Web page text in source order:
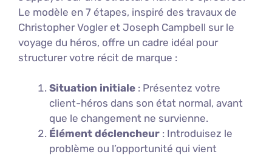
Le modèle en 7 étapes, inspiré des travaux de
Christopher Vogler et Joseph Campbell sur le
voyage du héros, offre un cadre idéal pour
structurer votre récit de marque :
Situation initiale : Présentez votre
client-héros dans son état normal, avant
que le changement ne survienne.
Élément déclencheur : Introduisez le
problème ou l’opportunité qui vient